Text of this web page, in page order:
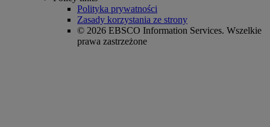
Polityka prywatności
Zasady korzystania ze strony
© 2026 EBSCO Information Services. Wszelkie
prawa zastrzeżone